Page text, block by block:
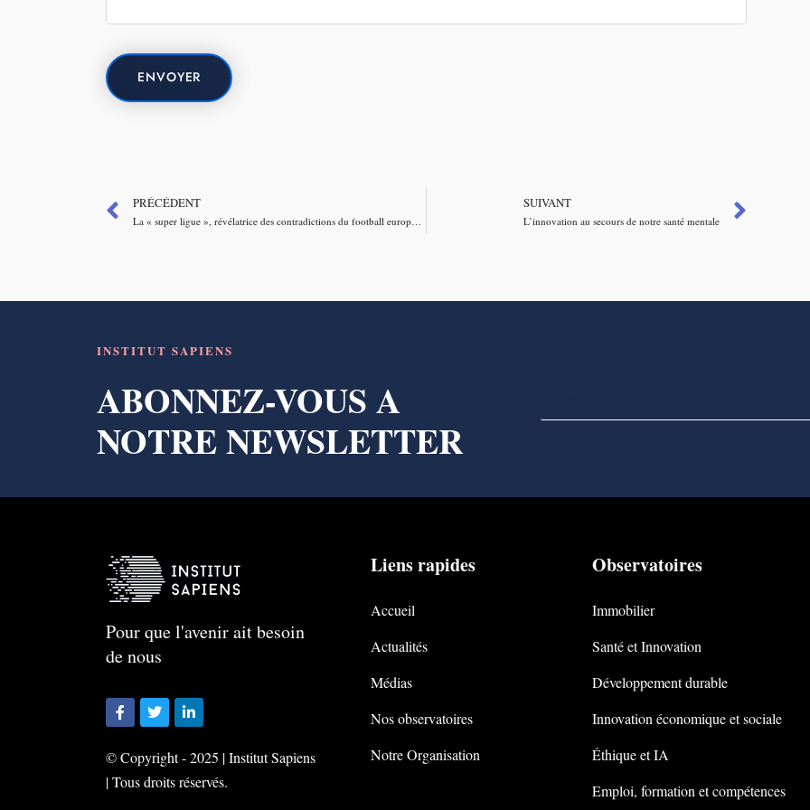
PRÉCÉDENT
La « super ligue », révélatrice des contradictions du football européen
SUIVANT
L’innovation au secours de notre santé mentale
INSTITUT SAPIENS
ABONNEZ-VOUS A
NOTRE NEWSLETTER
Pour que l'avenir ait besoin
de nous
© Copyright - 2025 | Institut Sapiens
| Tous droits réservés.
Liens rapides
Accueil
Actualités
Médias
Nos observatoires
Notre Organisation
Observatoires
Immobilier
Santé et Innovation
Développement durable
Innovation économique et sociale
Éthique et IA
Emploi, formation et compétences